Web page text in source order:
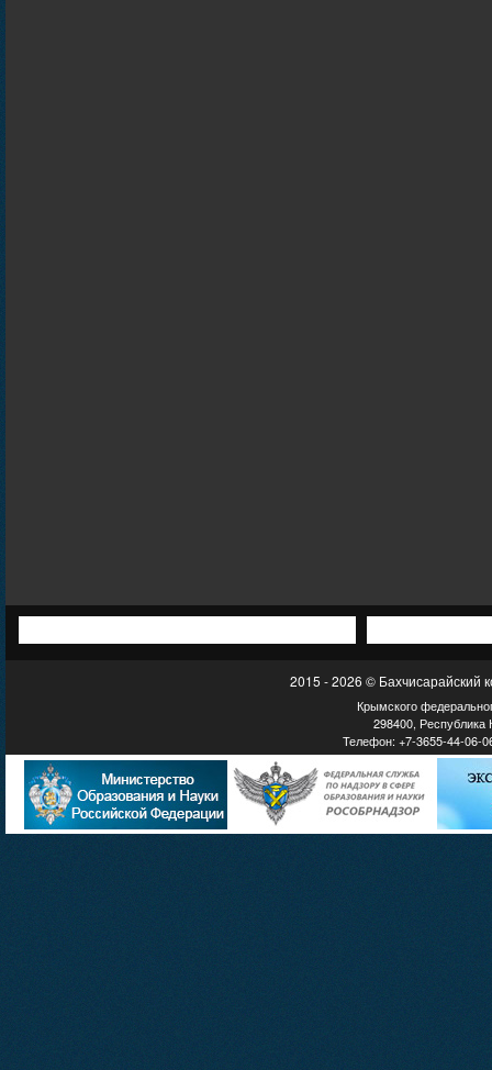
2015 - 2026 © Бахчисарайский
Крымского
298400, Республика
Телефон: +7-3655-44-06-